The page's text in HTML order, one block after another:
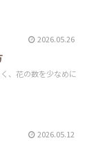
2026.05.26
、花の数を少なめに
2026.05.12